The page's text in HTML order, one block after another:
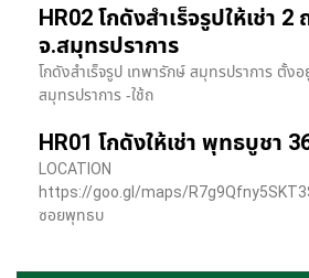
HR02 โกดังสำเร็จรูปให้เช่า
จ.สมุทรปราการ
โกดังสำเร็จรูป เทพารักษ์ สมุทรปราการ ตั้ง
สมุทรปราการ -ใช้ถ
HR01 โกดังให้เช่า พุทธบูชา
LOCATION
https://goo.gl/maps/
ซอยพุทธบ